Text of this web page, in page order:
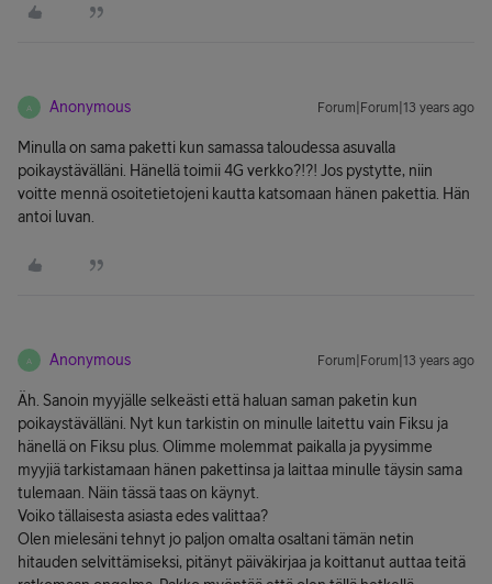
A Anonymous Forum|Forum|13 years ago
Minulla on sama paketti kun samassa taloudessa asuvalla
poikaystävälläni. Hänellä toimii 4G verkko?!?! Jos pystytte, niin
voitte mennä osoitetietojeni kautta katsomaan hänen pakettia. Hän
antoi luvan.
A Anonymous Forum|Forum|13 years ago
Äh. Sanoin myyjälle selkeästi että haluan saman paketin kun
poikaystävälläni. Nyt kun tarkistin on minulle laitettu vain Fiksu ja
hänellä on Fiksu plus. Olimme molemmat paikalla ja pyysimme
myyjiä tarkistamaan hänen pakettinsa ja laittaa minulle täysin sama
tulemaan. Näin tässä taas on käynyt.
Voiko tällaisesta asiasta edes valittaa?
Olen mielesäni tehnyt jo paljon omalta osaltani tämän netin
hitauden selvittämiseksi, pitänyt päiväkirjaa ja koittanut auttaa teitä